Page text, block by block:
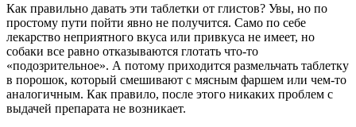
Как правильно давать эти таблетки от глистов? Увы, но по
простому пути пойти явно не получится. Само по себе
лекарство неприятного вкуса или привкуса не имеет, но
собаки все равно отказываются глотать что-то
«подозрительное». А потому приходится размельчать таблетку
в порошок, который смешивают с мясным фаршем или чем-то
аналогичным. Как правило, после этого никаких проблем с
выдачей препарата не возникает.